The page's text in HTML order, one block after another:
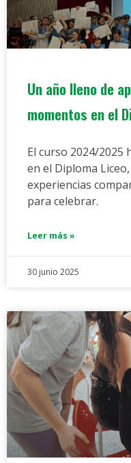
Un año lleno de
momentos en el
El curso 2024/2025
en el Diploma
experiencias
para celebrar.
Leer más »
30 junio 2025